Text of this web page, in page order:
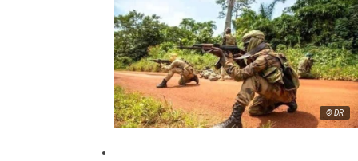
© DR